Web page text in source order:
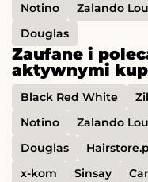
Notino
Zalando
Douglas
Zaufane i
aktywnymi
Black Red White
Notino
Zalando
Douglas
x-kom
Sinsay